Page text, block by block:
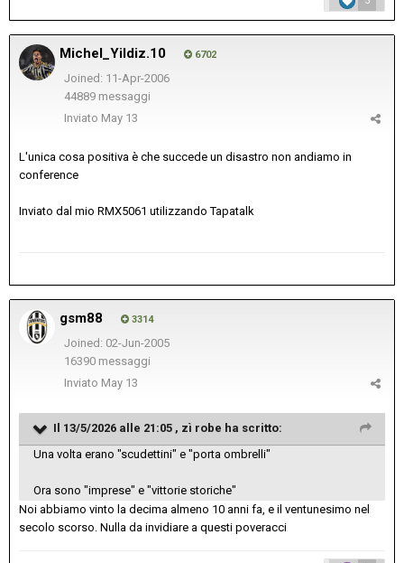
Michel_Yildiz.10 6702
Joined: 11-Apr-2006
44889 messaggi
Inviato May 13
L'unica cosa positiva è che succede un disastro non andiamo in
conference
Inviato dal mio RMX5061 utilizzando Tapatalk
gsm88 3314
Joined: 02-Jun-2005
16390 messaggi
Inviato May 13
Il 13/5/2026 alle 21:05 , zì robe ha scritto:
Una volta erano "scudettini" e "porta ombrelli"
Ora sono "imprese" e "vittorie storiche"
Noi abbiamo vinto la decima almeno 10 anni fa, e il ventunesimo nel
secolo scorso. Nulla da invidiare a questi poveracci